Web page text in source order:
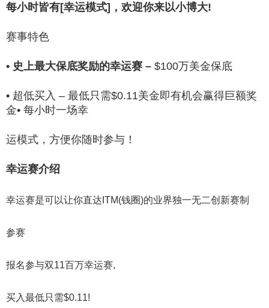
每小时皆有[幸运模式]，欢迎你来以小博大!
赛事特色
• 史上最大保底奖励的幸运赛 – $100万美金保底
• 超低买入 – 最低只需$0.11美金即有机会赢得巨额奖
金• 每小时一场幸
运模式，方便你随时参与！
幸运赛介绍
幸运赛是可以让你直达ITM(钱圈)的业界独一无二创新赛制
参赛
报名参与双11百万幸运赛,
买入最低只需$0.11!